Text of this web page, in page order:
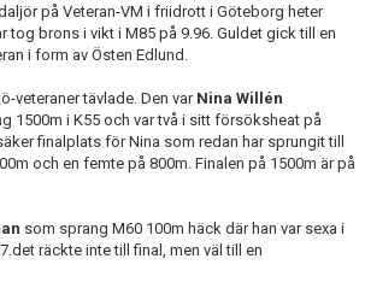
på Veteran-VM i friidrott i Göteborg heter
tog brons i vikt i M85 på 9.96. Guldet gick till en
i form av Östen Edlund.
veteraner tävlade. Den var Nina Willén
1500m i K55 och var två i sitt försöksheat på
finalplats för Nina som redan har sprungit till
och en femte på 800m. Finalen på 1500m är på
som sprang M60 100m häck där han var sexa i
räckte inte till final, men väl till en